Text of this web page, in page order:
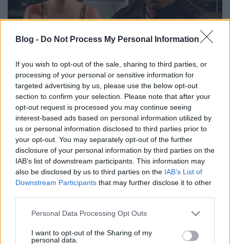
Blog - Do Not Process My Personal Information
If you wish to opt-out of the sale, sharing to third parties, or
processing of your personal or sensitive information for
targeted advertising by us, please use the below opt-out
section to confirm your selection. Please note that after your
opt-out request is processed you may continue seeing
interest-based ads based on personal information utilized by
us or personal information disclosed to third parties prior to
your opt-out. You may separately opt-out of the further
disclosure of your personal information by third parties on the
IAB’s list of downstream participants. This information may
also be disclosed by us to third parties on the IAB’s List of
Downstream Participants that may further disclose it to other
Please note that this website/app uses one or more Google
not limited to your visit or usage behaviour. You may click to
Personal Data Processing Opt Outs
I want to opt-out of the Sharing of my
personal data.
A színészek közülVing Rhames a legjobb, őt az első
pillanatban megkedveltem, azt gondoltam, "ez az én
emberem". Egy igazán tökös legény, de mégsem
nagypofájú, nem izomagyú, alapvetően normális
érdekek hajtják, csak meg kell tanulnia közösségben
gondolkodni. Ereje, tudása minden helyzetben jól
jön. Sarah Polley kezdetben kicsit idegesített, de
általa megformálthétköznapinő igazán hiteles alak.
persze megtanul együttműködni, a végére már